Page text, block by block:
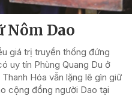
Nôm Dao
giá trị truyền thống đứng
uy tín Phùng Quang Du ở
Hóa vẫn lặng lẽ gìn giữ
cộng đồng người Dao tại